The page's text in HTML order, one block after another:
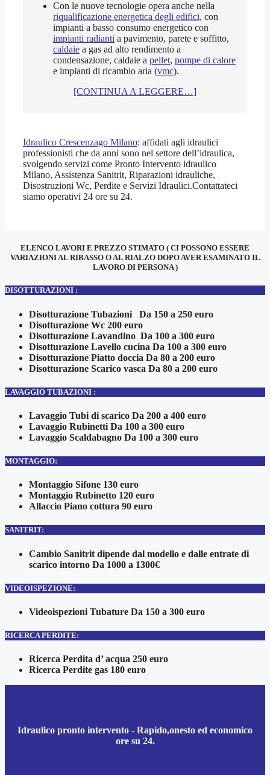
Con le nuove tecnologie opera anche nella
riqualificazione energetica degli edifici, con
impianti a basso consumo energetico con
impianti radianti a pavimento, parete e soffitto,
caldaie a gas ad alto rendimento a
condensazione, caldaie a pellet, pompe di calore
e impianti di ricambio aria (vmc).
[CONTINUA A LEGGERE…]
Idraulico Crescenzago Milano: affidati agli idraulici
professionisti che da anni sono nel settore dell’idraulica,
svolgendo servizi come Pronto Intervento idraulico
Milano, Assistenza Sanitrit, Riparazioni idrauliche,
Disostruzioni Wc, Perdite e Servizi Idraulici.Contattateci
siamo operativi 24 ore su 24.
ELENCO LAVORI E PREZZO STIMATO ( CI POSSONO ESSERE
VARIAZIONI AL RIBASSO O AL RIALZO DOPO AVER ESAMINATO IL
LAVORO DI PERSONA )
DISOTTURAZIONI :
Disotturazione Tubazioni Da 150 a 250 euro
Disotturazione Wc 200 euro
Disotturazione Lavandino Da 100 a 300 euro
Disotturazione Lavello cucina Da 100 a 300 euro
Disotturazione Piatto doccia Da 80 a 200 euro
Disotturazione Scarico vasca Da 80 a 200 euro
LAVAGGIO TUBAZIONI :
Lavaggio Tubi di scarico Da 200 a 400 euro
Lavaggio Rubinetti Da 100 a 300 euro
Lavaggio Scaldabagno Da 100 a 300 euro
MONTAGGIO:
Montaggio Sifone 130 euro
Montaggio Rubinetto 120 euro
Allaccio Piano cottura 90 euro
SANITRIT:
Cambio Sanitrit dipende dal modello e dalle entrate di
scarico intorno Da 1000 a 1300€
VIDEOISPEZIONE:
Videoispezioni Tubature Da 150 a 300 euro
RICERCA PERDITE:
Ricerca Perdita d’ acqua 250 euro
Ricerca Perdite gas 180 euro
Idraulico pronto intervento - Rapido,onesto ed economico
ore su 24.